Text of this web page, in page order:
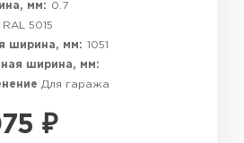
мм:
0.7
RAL 5015
ширина, мм: 1051
ширина, мм:
Для гаража
₽